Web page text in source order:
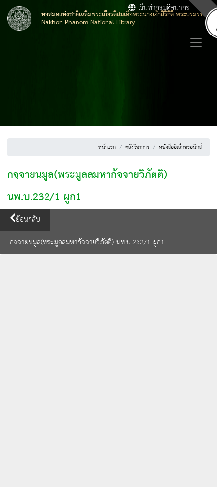
หอสมุดแห่งชาติเฉลิมพระเกียรติสมเด็จพระนางเจ้าสิริกิติ์ พระบรมราชินี
Nakhon Phanom National Library
เว็บท่ากรมศิลปากร
หน้าแรก คลังวิชาการ หนังสืออิเล็กทรอนิกส์
กจฺจายนมูล(พระมูลลมหากัจจายวิภัตติ)
นพ.บ.232/1 ผูก1
ย้อนกลับ
กจฺจายนมูล(พระมูลลมหากัจจายวิภัตติ) นพ.บ.232/1 ผูก1